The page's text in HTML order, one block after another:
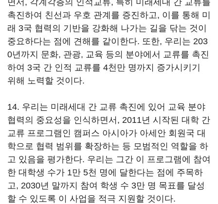
면서, 각계각층의 인적교류, 특히 미래세대 간 교류를
촉진하여 친선과 우호 관계를 증진하고, 이를 통해 미
래 3국 협력의 기반을 강화해 나가는 길을 닦는 것이
중요하다는 점에 견해를 같이한다. 또한, 우리는 203
0년까지 문화, 관광, 교육 등의 분야에서 교류를 촉진
하여 3국 간 인적 교류를 4천만 명까지 증가시키기
위해 노력할 것이다.
14. 우리는 미래세대 간 교류 촉진에 있어 교육 분야
협력의 중요성을 인식하면서, 2011년 시작된 대학 간
교류 프로그램인 캠퍼스 아시아가 아세안 회원국 대
학으로 협력 범위를 확장하는 등 모범적인 역할을 하
고 있음을 평가한다. 우리는 그간 이 프로그램에 참여
한 대학생 수가 1만 5천 명에 달한다는 점에 주목하
고, 2030년 말까지 참여 학생 수 3만 명 목표를 달성
할 수 있도록 이 사업을 적극 지원할 것이다.